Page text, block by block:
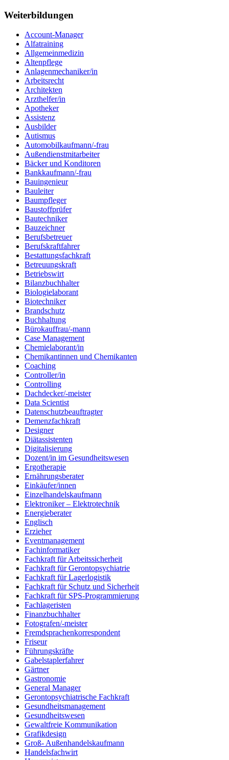
Weiterbildungen
Account-Manager
Alfatraining
Allgemeinmedizin
Altenpflege
Anlagenmechaniker/in
Arbeitsrecht
Architekten
Arzthelfer/in
Apotheker
Assistenz
Ausbilder
Autismus
Automobilkaufmann/-frau
Außendienstmitarbeiter
Bäcker und Konditoren
Bankkaufmann/-frau
Bauingenieur
Bauleiter
Baumpfleger
Baustoffprüfer
Bautechniker
Bauzeichner
Berufsbetreuer
Berufskraftfahrer
Bestattungsfachkraft
Betreuungskraft
Betriebswirt
Bilanzbuchhalter
Biologielaborant
Biotechniker
Brandschutz
Buchhaltung
Bürokauffrau/-mann
Case Management
Chemielaborant/in
Chemikantinnen und Chemikanten
Coaching
Controller/in
Controlling
Dachdecker/-meister
Data Scientist
Datenschutzbeauftragter
Demenzfachkraft
Designer
Diätassistenten
Digitalisierung
Dozent/in im Gesundheitswesen
Ergotherapie
Ernährungsberater
Einkäufer/innen
Einzelhandelskaufmann
Elektroniker – Elektrotechnik
Energieberater
Englisch
Erzieher
Eventmanagement
Fachinformatiker
Fachkraft für Arbeitssicherheit
Fachkraft für Gerontopsychiatrie
Fachkraft für Lagerlogistik
Fachkraft für Schutz und Sicherheit
Fachkraft für SPS-Programmierung
Fachlageristen
Finanzbuchhalter
Fotografen/-meister
Fremdsprachenkorrespondent
Friseur
Führungskräfte
Gabelstaplerfahrer
Gärtner
Gastronomie
General Manager
Gerontopsychiatrische Fachkraft
Gesundheitsmanagement
Gesundheitswesen
Gewaltfreie Kommunikation
Grafikdesign
Groß- Außenhandelskaufmann
Handelsfachwirt